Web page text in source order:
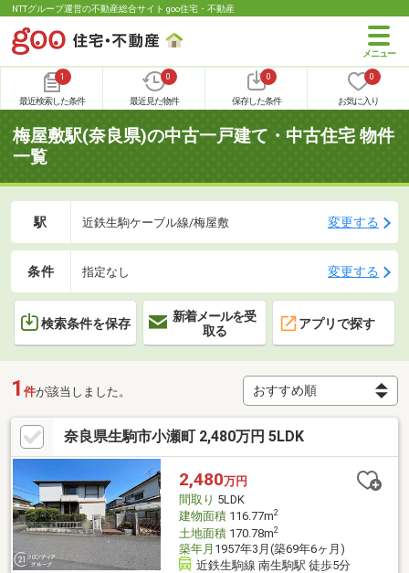
NTTグループ運営の不動産総合サイト goo住宅・不動産
1
最近検索した条件
0
最近見た物件
0
保存した条件
0
お気に入り
梅屋敷駅(奈良県)の中古一戸建て・中古住宅 物件
一覧
駅 近鉄生駒ケーブル線/梅屋敷 変更する
条件 指定なし 変更する
検索条件を保存
新着メールを受
取る
アプリで探す
1 件が該当しました。
奈良県生駒市小瀬町 2,480万円 5LDK
2,480万円
間取り 5LDK
建物面積116.77m2
土地面積170.78m2
築年月 1957年3月(築69年6ヶ月)
近鉄生駒線 南生駒駅 徒歩5分